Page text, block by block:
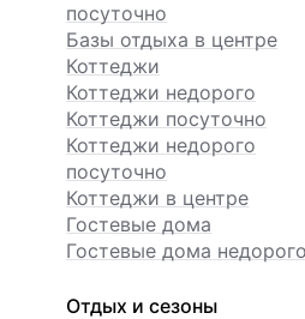
посуточно
Базы отдыха в центре
Коттеджи
Коттеджи недорого
Коттеджи посуточно
Коттеджи недорого
посуточно
Коттеджи в центре
Гостевые дома
Гостевые дома недорого
Отдых и сезоны